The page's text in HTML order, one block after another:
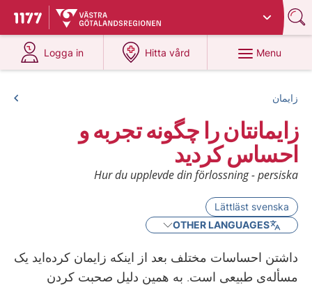
To start page for 1177
Du har valt region
Logga in
at 1177.se
Hitta vård
at 1177.se
Menu
زایمان
زایمانتان را چگونه تجربه و
احساس کردید
Hur du upplevde din förlossning - persiska
Lättläst svenska
OTHER LANGUAGES
داشتن احساسات مختلف بعد از اینکه زایمان کرده‌اید یک
مسأله‌ی طبیعی است. به همین دلیل صحبت کردن